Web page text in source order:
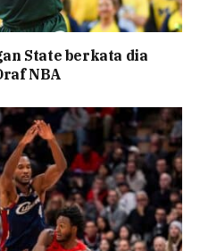
State berkata dia
NBA